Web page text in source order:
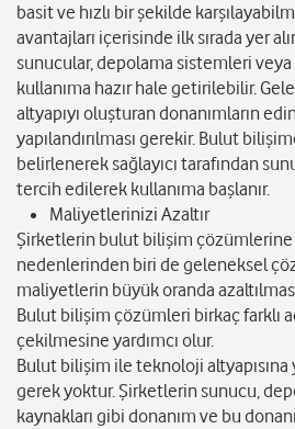
basit ve hızlı bir şekilde
avantajları içerisinde ilk sırada yer
sunucular, depolama sistemleri
kullanıma hazır hale getirilebilir.
altyapıyı oluşturan donanımların
yapılandırılması gerekir. Bulut
belirlenerek sağlayıcı tarafından
tercih edilerek kullanıma başlanır.
Maliyetlerinizi Azaltır
Şirketlerin bulut bilişim
nedenlerinden biri de geleneksel
maliyetlerin büyük oranda
Bulut bilişim çözümleri birkaç farklı
çekilmesine yardımcı olur.
Bulut bilişim ile teknoloji altyapısına
gerek yoktur. Şirketlerin sunucu,
kaynakları gibi donanım ve bu